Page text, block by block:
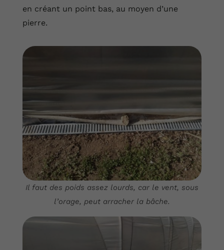
en créant un point bas, au moyen d’une
pierre.
Il faut des poids assez lourds, car le vent, sous
l’orage, peut arracher la bâche.